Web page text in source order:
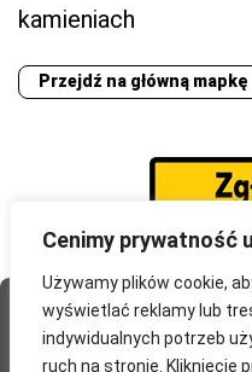
Cenimy prywatność
Używamy plików cookie,
wyświetlać reklamy lub
indywidualnych potrzeb
ruch na stronie. Kliknięcie
kamieniach
Przejdź na główną mapkę
Strona Główna O portalu
Partnerzy
Blog